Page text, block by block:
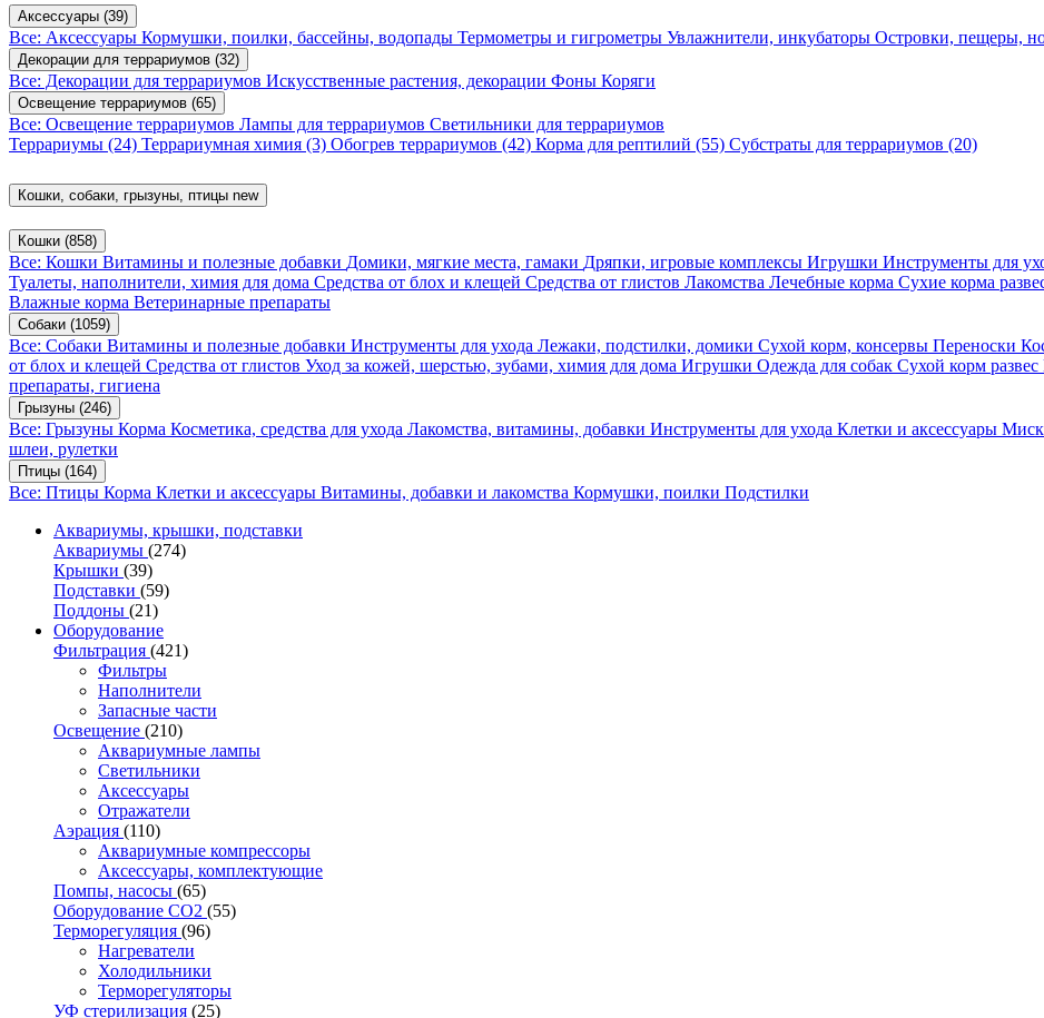
Аксессуары (39)
Все: Аксессуары Кормушки, поилки, бассейны, водопады Термометры и гигрометры Увлажнители, инкубаторы Островки, пещеры,
Декорации для террариумов (32)
Все: Декорации для террариумов Искусственные растения, декорации Фоны Коряги
Освещение террариумов (65)
Все: Освещение террариумов Лампы для террариумов Светильники для террариумов
Террариумы (24) Террариумная химия (3) Обогрев террариумов (42) Корма для рептилий (55) Субстраты для террариумов (20)
Кошки, собаки, грызуны, птицы new
Кошки (858)
Все: Кошки Витамины и полезные добавки Домики, мягкие места, гамаки Дряпки, игровые комплексы Игрушки Инструменты для
Туалеты, наполнители, химия для дома Средства от блох и клещей Средства от глистов Лакомства Лечебные корма Сухие корма
Влажные корма Ветеринарные препараты
Собаки (1059)
Все: Собаки Витамины и полезные добавки Инструменты для ухода Лежаки, подстилки, домики Сухой корм, консервы Переноски
от блох и клещей Средства от глистов Уход за кожей, шерстью, зубами, химия для дома Игрушки Одежда для собак Сухой корм развес
препараты, гигиена
Грызуны (246)
Все: Грызуны Корма Косметика, средства для ухода Лакомства, витамины, добавки Инструменты для ухода Клетки и аксессуары
шлеи, рулетки
Птицы (164)
Все: Птицы Корма Клетки и аксессуары Витамины, добавки и лакомства Кормушки, поилки Подстилки
Аквариумы, крышки, подставки
Аквариумы (274)
Крышки (39)
Подставки (59)
Поддоны (21)
Оборудование
Фильтрация (421)
Фильтры
Наполнители
Запасные части
Освещение (210)
Аквариумные лампы
Светильники
Аксессуары
Отражатели
Аэрация (110)
Аквариумные компрессоры
Аксессуары, комплектующие
Помпы, насосы (65)
Оборудование CO2 (55)
Терморегуляция (96)
Нагреватели
Холодильники
Терморегуляторы
УФ стерилизация (25)